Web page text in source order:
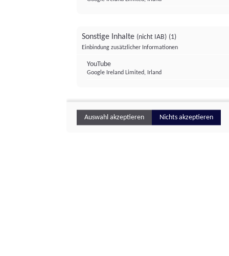
Sonstige Inhalte (nicht IAB) (1)
Einbindung zusätzlicher Informationen
YouTube
Google Ireland Limited, Irland
Auswahl akzeptieren Nichts akzeptieren